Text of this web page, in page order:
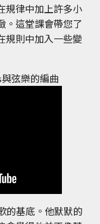
規律中加上許多小
。這堂課會帶您了
規則中加入一些變
弦樂的編曲
的基底。他默默的